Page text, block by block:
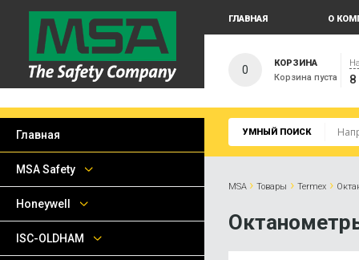
ГЛАВНАЯ О
0
КОРЗИНА
Корзина пуста
УМНЫЙ ПОИСК
MSA › Товары › Termex ›
Главная
MSA Safety
Honeywell
ISC-OLDHAM